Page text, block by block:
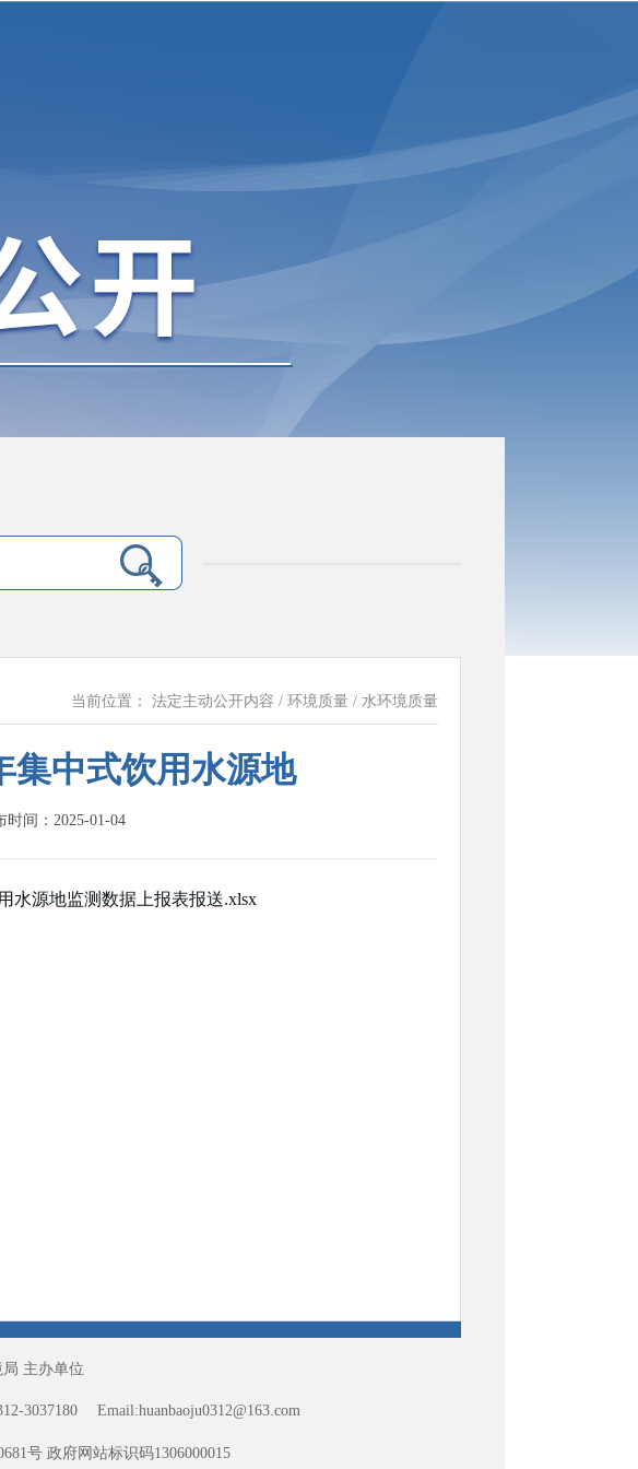
当前位置： 法定主动公开内容 / 环境质量 / 水环境质量
集中式饮用水源地
时间：2025-01-04
水源地监测数据上报表报送.xlsx
主办单位
3037180 Email:huanbaoju0312@163.com
号 政府网站标识码1306000015